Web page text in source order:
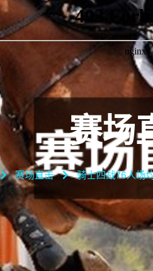
赛场
赛场直击 骑士四战76人场